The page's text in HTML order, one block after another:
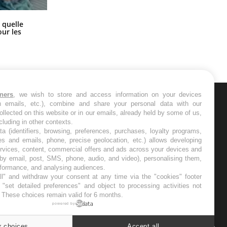
quelle
les
les semaines les meilleures
, we wish to store and access information on your devices
emails, etc.), combine and share your personal data with our
on this website or in our emails, already held by some of us,
in other contexts.
(identifiers, browsing, preferences, purchases, loyalty programs,
and emails, phone, precise geolocation, etc.) allows developing
content, commercial offers and ads across your devices and
email, post, SMS, phone, audio, and video), personalising them,
and analysing audiences.
and withdraw your consent at any time via the "cookies" footer
detailed preferences" and object to processing activities not
choices remain valid for 6 months.
powered by